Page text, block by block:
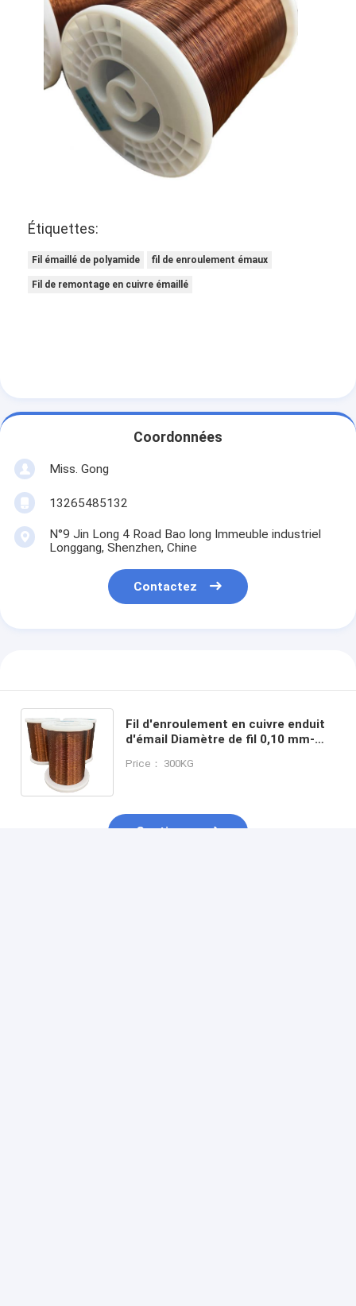
Étiquettes:
Fil émaillé de polyamide fil de enroulement émaux
Fil de remontage en cuivre émaillé
Coordonnées
Miss. Gong
13265485132
N°9 Jin Long 4 Road Bao long Immeuble industriel
Longgang, Shenzhen, Chine
Contactez
Fil d'enroulement en cuivre enduit
d'émail Diamètre de fil 0,10 mm-
cuivre à longue durée de vie
Price： 300KG
Continuer